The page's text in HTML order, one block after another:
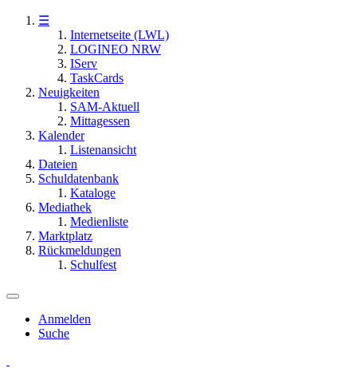
☰
Internetseite (LWL)
LOGINEO NRW
IServ
TaskCards
Neuigkeiten
SAM-Aktuell
Mittagessen
Kalender
Listenansicht
Dateien
Schuldatenbank
Kataloge
Mediathek
Medienliste
Marktplatz
Rückmeldungen
Schulfest
Anmelden
Suche